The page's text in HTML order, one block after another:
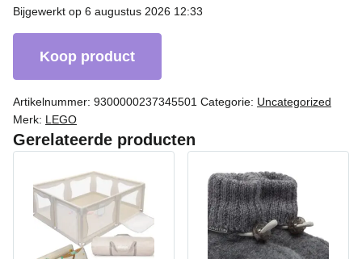
Bijgewerkt op 6 augustus 2026 12:33
Koop product
Artikelnummer: 9300000237345501 Categorie: Uncategorized
Merk: LEGO
Gerelateerde producten